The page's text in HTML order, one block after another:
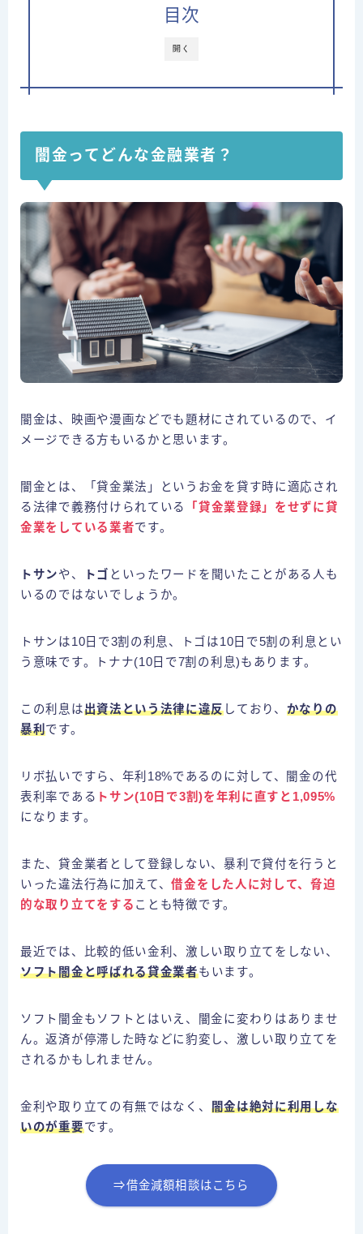
開く
目次
闇金ってどんな金融業者？
闇金は、映画や漫画などでも題材にされているので、イ
メージできる方もいるかと思います。
闇金とは、「貸金業法」というお金を貸す時に適応され
る法律で義務付けられている
「貸金業登録」をせずに貸
金業をしている業者です。
トサンや、 トゴ といったワードを聞いたことがある人も
いるのではないでしょうか。
トサンは10日で3割の利息、トゴは10日で5割の利息とい
う意味です。トナナ(10日で7割の利息)もあります。
この利息は出資法という法律に違反しており、 かなりの
暴利です。
リボ払いですら、年利18%であるのに対して、闇金の代
表利率である トサン(10日で3割)を年利に直すと1,095%
になります。
また、貸金業者として登録しない、暴利で貸付を行うと
いった違法行為に加えて、借金をした人に対して、脅迫
的な取り立てをする ことも特徴です。
最近では、比較的低い金利、激しい取り立てをしない、
ソフト闇金と呼ばれる貸金業者もいます。
ソフト闇金もソフトとはいえ、闇金に変わりはありませ
ん。返済が停滞した時などに豹変し、激しい取り立てを
されるかもしれません。
金利や取り立ての有無ではなく、 闇金は絶対に利用しな
いのが重要です。
⇒借金減額相談はこちら